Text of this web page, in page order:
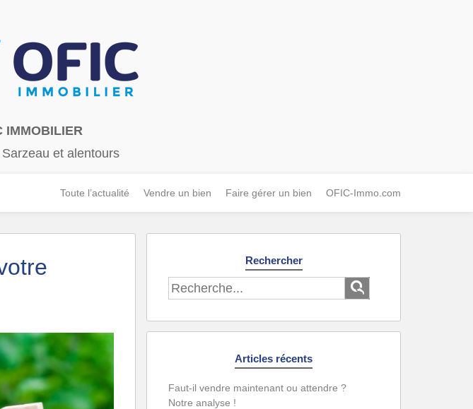
IMMOBILIER
et alentours
Toute l’actualité Vendre un bien Faire gérer un bien OFIC-Immo.com
Rechercher
Articles récents
Faut-il vendre maintenant ou attendre ?
Notre analyse !